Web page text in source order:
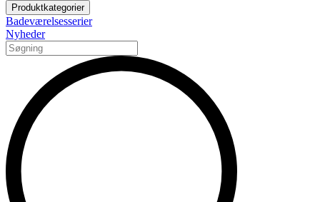
Produktkategorier
Badeværelsesserier
Nyheder